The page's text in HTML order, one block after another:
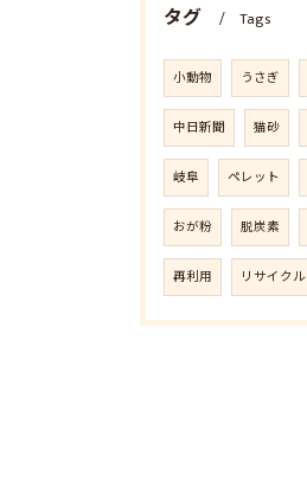
タグ Tags
小動物 うさぎ
中日新聞 猫砂
岐阜 ペレット
おが粉 脱炭素
再利用 リサイクル